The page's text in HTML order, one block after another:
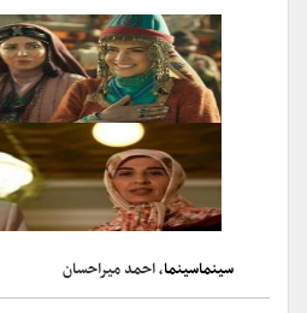
سینماسینما، احمد میراحسان